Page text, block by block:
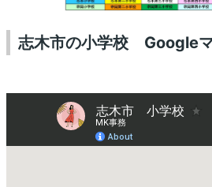
志木市の小学校 Google